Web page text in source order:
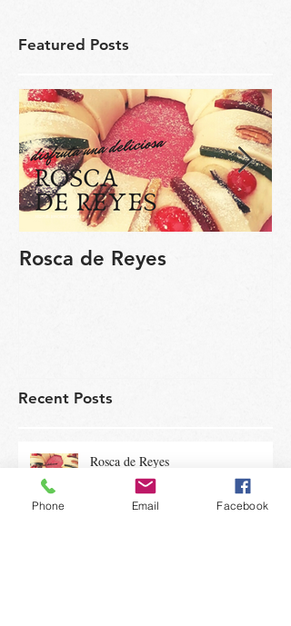
Featured Posts
Rosca de Reyes
Recent Posts
Rosca de Reyes
Phone Email Facebook